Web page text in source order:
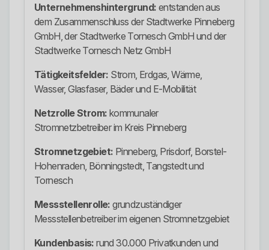
Unternehmenshintergrund: entstanden aus
dem Zusammenschluss der Stadtwerke Pinneberg
GmbH, der Stadtwerke Tornesch GmbH und der
Stadtwerke Tornesch Netz GmbH
Tätigkeitsfelder: Strom, Erdgas, Wärme,
Wasser, Glasfaser, Bäder und E-Mobilität
Netzrolle Strom: kommunaler
Stromnetzbetreiber im Kreis Pinneberg
Stromnetzgebiet: Pinneberg, Prisdorf, Borstel-
Hohenraden, Bönningstedt, Tangstedt und
Tornesch
Messstellenrolle: grundzuständiger
Messstellenbetreiber im eigenen Stromnetzgebiet
Kundenbasis: rund 30.000 Privatkunden und